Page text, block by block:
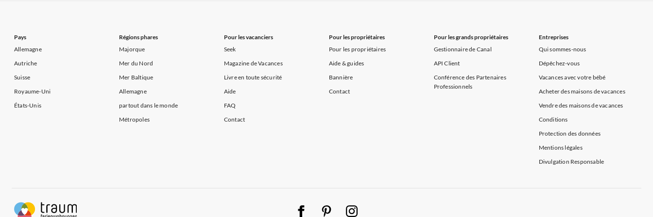
Pays
Allemagne
Autriche
Suisse
Royaume-Uni
États-Unis
Régions phares
Majorque
Mer du Nord
Mer Baltique
Allemagne
partout dans le monde
Métropoles
Pour les vacanciers
Seek
Magazine de Vacances
Livre en toute sécurité
Aide
FAQ
Contact
Pour les propriétaires
Pour les propriétaires
Aide & guides
Bannière
Contact
Pour les grands propriétaires
Gestionnaire de Canal
API Client
Conférence des Partenaires
Professionnels
Entreprises
Qui sommes-nous
Dépêchez-vous
Vacances avec votre bébé
Acheter des maisons de vacances
Vendre des maisons de vacances
Conditions
Protection des données
Mentions légales
Divulgation Responsable